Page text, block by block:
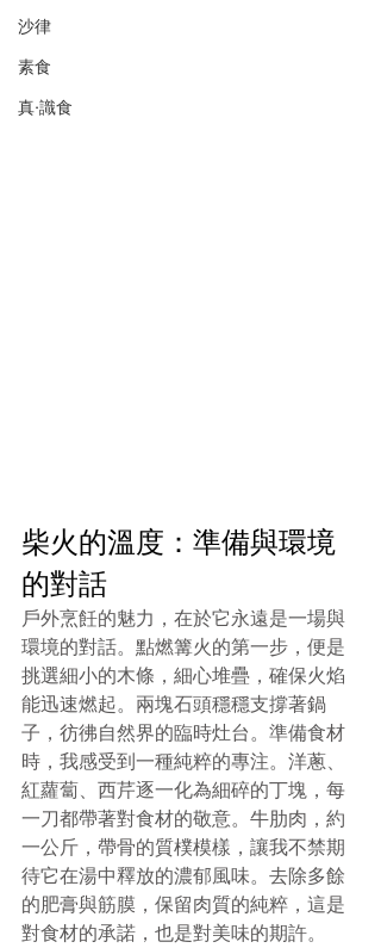
沙律
素食
真·識食
柴火的溫度：準備與環境
的對話
戶外烹飪的魅力，在於它永遠是一場與
環境的對話。點燃篝火的第一步，便是
挑選細小的木條，細心堆疊，確保火焰
能迅速燃起。兩塊石頭穩穩支撐著鍋
子，彷彿自然界的臨時灶台。準備食材
時，我感受到一種純粹的專注。洋蔥、
紅蘿蔔、西芹逐一化為細碎的丁塊，每
一刀都帶著對食材的敬意。牛肋肉，約
一公斤，帶骨的質樸模樣，讓我不禁期
待它在湯中釋放的濃郁風味。去除多餘
的肥膏與筋膜，保留肉質的純粹，這是
對食材的承諾，也是對美味的期許。